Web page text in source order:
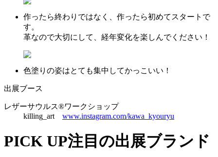
作ったら終わりではなく、作ったら初めてスタートで
す。
革なので大切にして、経年変化を楽しんでください！
色塗りの姿はとても集中してかっこいい！
出展ブース
レザーサウルス®︎ワークショップ
killing_art www.instagram.com/kawa_kyouryu
PICK UP注目の出展ブランド